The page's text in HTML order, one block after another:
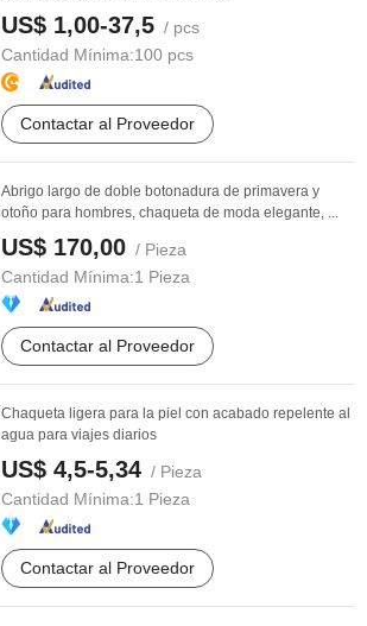
US$ 1,00-37,5 / pcs
Cantidad Mínima:100 pcs
Contactar al Proveedor
Abrigo largo de doble botonadura de primavera y
otoño para hombres, chaqueta de moda elegante, ...
US$ 170,00 / Pieza
Cantidad Mínima:1 Pieza
Contactar al Proveedor
Chaqueta ligera para la piel con acabado repelente al
agua para viajes diarios
US$ 4,5-5,34 / Pieza
Cantidad Mínima:1 Pieza
Contactar al Proveedor